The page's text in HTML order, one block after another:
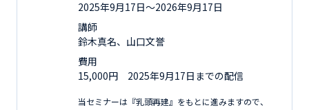
2025年9月17日〜2026年9月17日
講師
鈴木真名、山口文誉
費用
15,000円 2025年9月17日までの配信
当セミナーは『乳頭再建』をもとに進みますので、